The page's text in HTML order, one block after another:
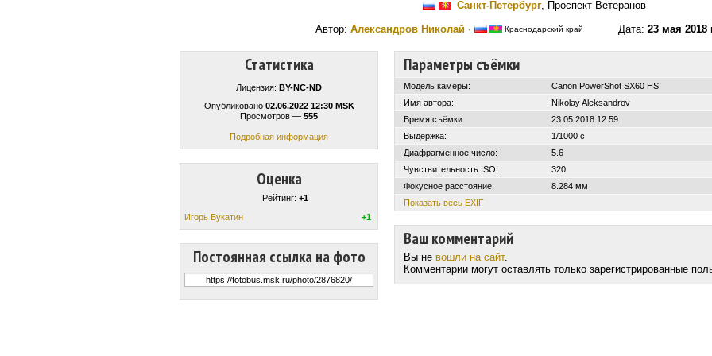
Санкт-Петербург, Проспект Ветеранов
Автор: Александров Николай · Краснодарский край Дата: 23 мая 2018
Статистика
Лицензия: BY-NC-ND
Опубликовано 02.06.2022 12:30 MSK
Просмотров — 555
Подробная информация
Оценка
Рейтинг: +1
Игорь Букатин
+1
Постоянная ссылка на фото
Параметры съёмки
Модель камеры:
Canon PowerShot SX60 HS
Имя автора:
Nikolay Aleksandrov
Время съёмки:
23.05.2018 12:59
Выдержка:
1/1000 с
Диафрагменное число:
5.6
Чувствительность ISO:
320
Фокусное расстояние:
8.284 мм
Показать весь EXIF
Ваш комментарий
Вы не вошли на сайт.
Комментарии могут оставлять только зарегистрированные